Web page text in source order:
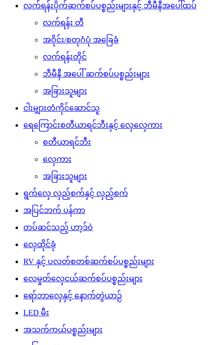
လက်ရန်းပိုက်ဆက်စပ်ပစ္စည်းများနှင့် ဘီမီနီအပေါ်ထပ်
လက်ရန်း တီ
အဝိုင်း/စတုဂံပုံ အခြေခံ
လက်ရန်းတိုင်
ဘီမီနီ အပေါ် ဆက်စပ်ပစ္စည်းများ
အခြားသူများ
ငါးမျှားတံကိုင်ဆောင်သူ
ရေကြောင်းစတီယာရင်ဘီးနှင့် လှေလှေကား
စတီယာရင်ဘီး
လှေကား
အခြားသူများ
ရွက်လှေ လှည့်စက်နှင့် လှည့်စက်
အပြင်ဘက် ပန်ကာ
တပ်ဆင်သည့် ဟာ့ဒ်ဝဲ
လှေထိုင်ခုံ
RV နှင့် ပလတ်စတစ်ဆက်စပ်ပစ္စည်းများ
လေမှုတ်လှေငယ်ဆက်စပ်ပစ္စည်းများ
ရော်ဘာလှေနှင့် နောက်တွဲယာဉ်
LED မီး
အသက်ကယ်ပစ္စည်းများ